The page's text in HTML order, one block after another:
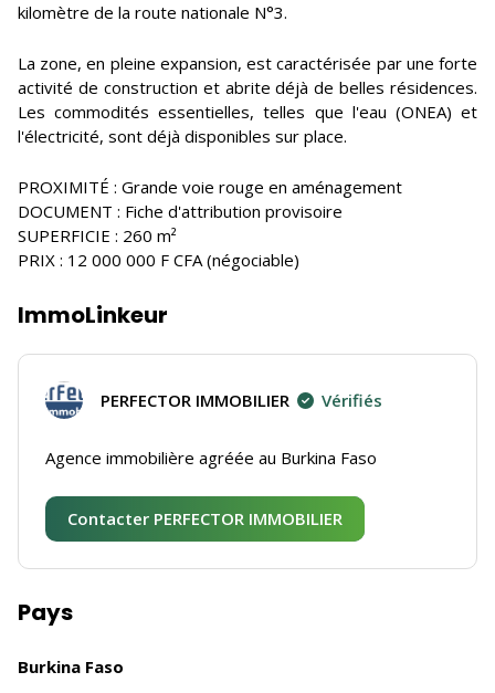
kilomètre de la route nationale N°3.
La zone, en pleine expansion, est caractérisée par une forte
activité de construction et abrite déjà de belles résidences.
Les commodités essentielles, telles que l'eau (ONEA) et
l'électricité, sont déjà disponibles sur place.
PROXIMITÉ : Grande voie rouge en aménagement
DOCUMENT : Fiche d'attribution provisoire
SUPERFICIE : 260 m²
PRIX : 12 000 000 F CFA (négociable)
ImmoLinkeur
PERFECTOR IMMOBILIER Vérifiés
Agence immobilière agréée au Burkina Faso
Contacter PERFECTOR IMMOBILIER
Pays
Burkina Faso